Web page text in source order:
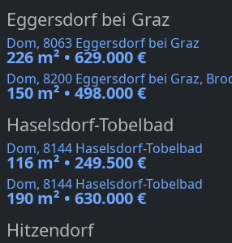
Eggersdorf bei Graz
Dom, 8063 Eggersdorf bei Graz
226 m² • 629.000 €
Dom, 8200 Eggersdorf bei Graz,
150 m² • 498.000 €
Haselsdorf-Tobelbad
Dom, 8144 Haselsdorf-Tobelbad
116 m² • 249.500 €
Dom, 8144 Haselsdorf-Tobelbad
190 m² • 630.000 €
Hitzendorf